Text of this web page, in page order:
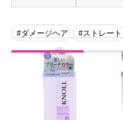
#ダメージヘア #ストレート